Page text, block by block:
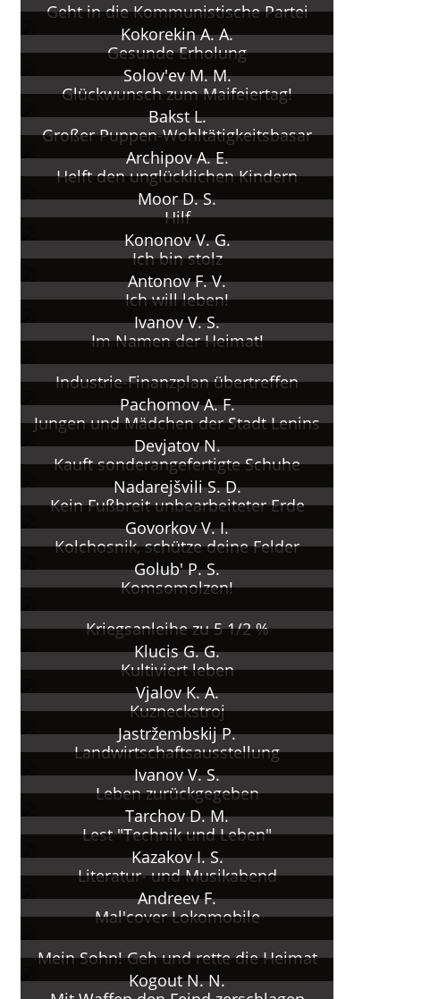
Geht in die Kommunistische Partei
Kokorekin A. A.
Gesunde Erholung
Solov'ev M. M.
Glückwunsch zum Maifeiertag!
Bakst L.
Großer Puppen-Wohltätigkeitsbasar
Archipov A. E.
Helft den unglücklichen Kindern
Moor D. S.
Hilf
Kononov V. G.
Ich bin stolz
Antonov F. V.
Ich will leben!
Ivanov V. S.
Im Namen der Heimat!
Industrie-Finanzplan übertreffen
Pachomov A. F.
Jungen und Mädchen der Stadt Lenins
Devjatov N.
Kauft sonderangefertigte Schuhe
Nadarejšvili S. D.
Kein Fußbreit unbearbeiteter Erde
Govorkov V. I.
Kolchosnik, schütze deine Felder
Golub' P. S.
Komsomolzen!
Kriegsanleihe zu 5 1/2 %
Klucis G. G.
Kultiviert leben
Vjalov K. A.
Kuzneckstroj
Jastržembskij P.
Landwirtschaftsausstellung
Ivanov V. S.
Leben zurückgegeben
Tarchov D. M.
Lest "Technik und Leben"
Kazakov I. S.
Literatur- und Musikabend
Andreev F.
Mal'cover Lokomobile
Mein Sohn! Geh und rette die Heimat
Kogout N. N.